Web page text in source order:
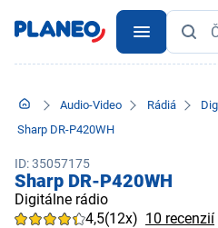
Audio-Video Rádiá
Sharp DR-P420WH
ID: 35057175
Sharp DR-P420WH
Digitálne rádio
4,5(12x) 10 recenzií